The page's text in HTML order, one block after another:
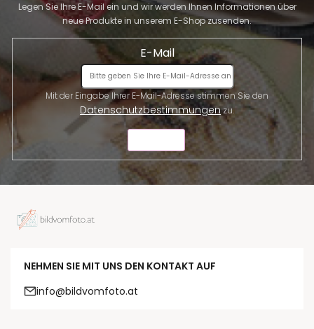
Legen Sie Ihre E-Mail ein und wir werden Ihnen Informationen über
neue Produkte in unserem E-Shop zusenden.
E-Mail
Datenschutzbestimmungenzu.
NEHMEN SIE MIT UNS DEN KONTAKT AUF
info@bildvomfoto.at